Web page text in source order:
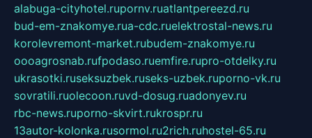
alabuga-cityhotel.rupornv.ruatlantpereezd.ru
bud-em-znakomye.rua-cdc.ruelektrostal-news.ru
korolevremont-market.rubudem-znakomye.ru
oooagrosnab.rufpodaso.ruemfire.rupro-otdelky.ru
ukrasotki.ruseksuzbek.ruseks-uzbek.ruporno-vk.ru
sovratili.ruolecoon.ruvd-dosug.ruadonyev.ru
rbc-news.ruporno-skvirt.rukrospr.ru
13autor-kolonka.rusormol.ru2rich.ruhostel-65.ru